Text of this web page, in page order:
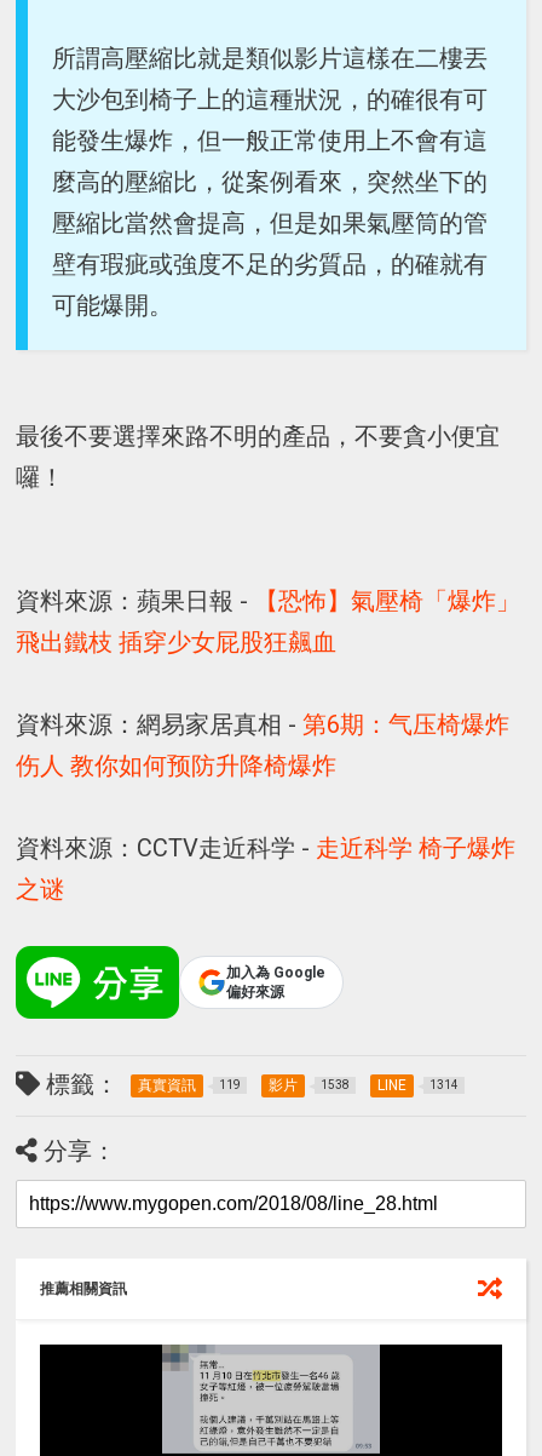
所謂高壓縮比就是類似影片這樣在二樓丟
大沙包到椅子上的這種狀況，的確很有可
能發生爆炸，但一般正常使用上不會有這
麼高的壓縮比，從案例看來，突然坐下的
壓縮比當然會提高，但是如果氣壓筒的管
壁有瑕疵或強度不足的劣質品，的確就有
可能爆開。
最後不要選擇來路不明的產品，不要貪小便宜
囉！
資料來源：蘋果日報 -
【恐怖】氣壓椅「爆炸」
飛出鐵枝 插穿少女屁股狂飆血
資料來源：網易家居真相 -第6期：气压椅爆炸
伤人 教你如何预防升降椅爆炸
資料來源：CCTV走近科学 - 走近科学 椅子爆炸
之谜
加入為 Google
偏好來源
標籤： 真實資訊 119 影片 1538 LINE 1314
分享：
推薦相關資訊